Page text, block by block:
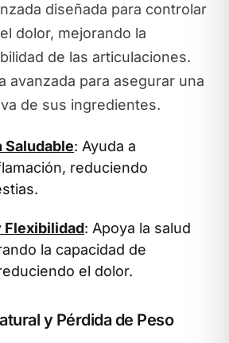
diseñada para controlar
dolor, mejorando la
de las articulaciones.
avanzada para asegurar una
de sus ingredientes.
Saludable: Ayuda a
reduciendo
Flexibilidad: Apoya la salud
la capacidad de
el dolor.
y Pérdida de Peso